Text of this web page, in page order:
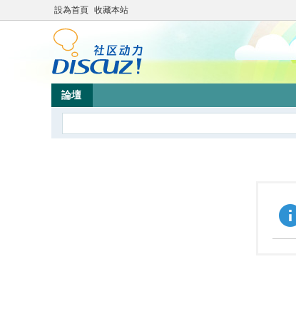
設為首頁 收藏本站
論壇